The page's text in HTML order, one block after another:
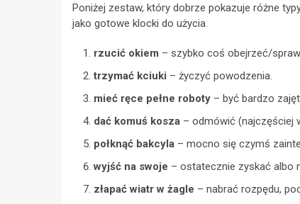
Poniżej zestaw, który dobrze pokazuje różne
jako gotowe klocki do użycia.
rzucić okiem – szybko coś obejrzeć/
trzymać kciuki – życzyć powodzenia.
mieć ręce pełne roboty – być bardzo
dać komuś kosza – odmówić (najczęściej
połknąć bakcyla – mocno się czymś
wyjść na swoje – ostatecznie zyskać albo
złapać wiatr w żagle – nabrać rozpędu,